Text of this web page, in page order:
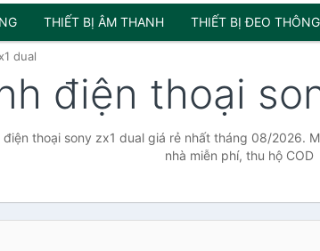
THIẾT BỊ ÂM THANH THIẾT BỊ ĐEO
dual
điện thoại
điện thoại sony zx1 dual giá rẻ nhất tháng 08/2026.
nhà miễn phí, thu hộ COD